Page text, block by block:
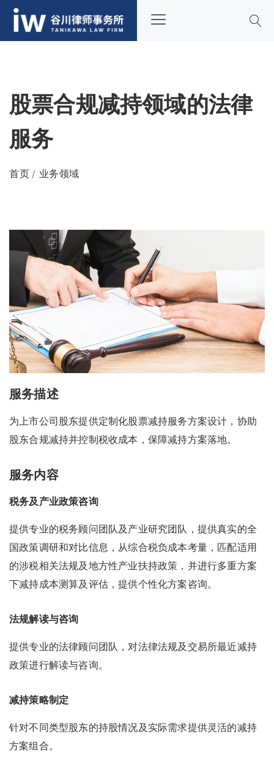
股票合规减持领域的法律
服务
首页 业务领域
服务描述
为上市公司股东提供定制化股票减持服务方案设计，协助
股东合规减持并控制税收成本，保障减持方案落地。
服务内容
税务及产业政策咨询
提供专业的税务顾问团队及产业研究团队，提供真实的全
国政策调研和对比信息，从综合税负成本考量，匹配适用
的涉税相关法规及地方性产业扶持政策，并进行多重方案
下减持成本测算及评估，提供个性化方案咨询。
法规解读与咨询
提供专业的法律顾问团队，对法律法规及交易所最近减持
政策进行解读与咨询。
减持策略制定
针对不同类型股东的持股情况及实际需求提供灵活的减持
方案组合。